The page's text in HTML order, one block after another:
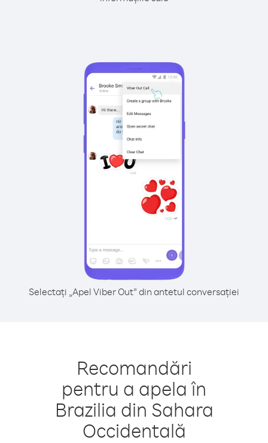
Selectați „Apel Viber Out” din antetul conversației
Recomandări
pentru a apela în
Brazilia din Sahara
Occidentală